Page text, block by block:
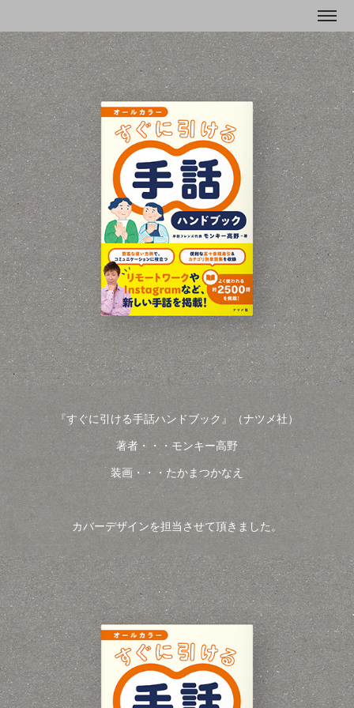
『すぐに引ける手話ハンドブック』（ナツメ社）
著者・・・モンキー高野
装画・・・たかまつかなえ
カバーデザインを担当させて頂きました。